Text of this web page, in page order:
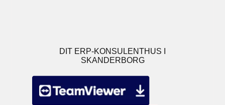
DIT ERP-KONSULENTHUS I
SKANDERBORG